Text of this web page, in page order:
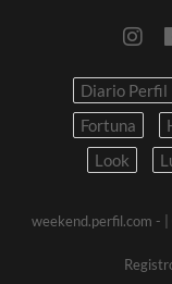
Diario Perfil
Fortuna
Look
weekend.perfil.com -